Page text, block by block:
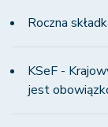
Roczna
KSeF -
jest